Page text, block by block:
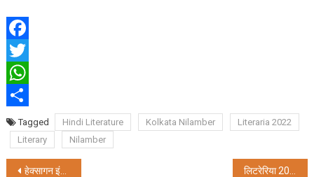
Facebook
Twitter
WhatsApp
ShareTagged Hindi Literature Kolkata Nilamber
Literaria 2022
Literary
Nilamber
Post
हेक्सागन इंडिया द्वारा न्यू लेइका एपी20 ऑटोपोल की भव्य लॉन्चिंग